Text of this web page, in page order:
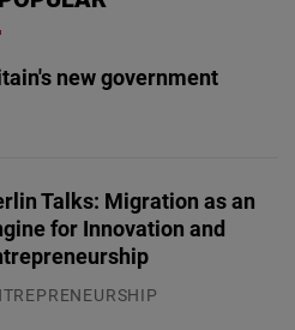
new government
Talks: Migration as an
for Innovation and